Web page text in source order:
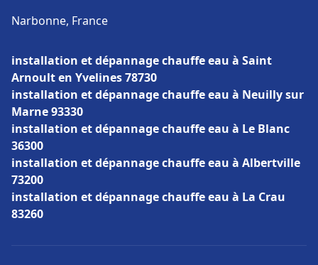
Narbonne, France
installation et dépannage chauffe eau à Saint
Arnoult en Yvelines 78730
installation et dépannage chauffe eau à Neuilly sur
Marne 93330
installation et dépannage chauffe eau à Le Blanc
36300
installation et dépannage chauffe eau à Albertville
73200
installation et dépannage chauffe eau à La Crau
83260